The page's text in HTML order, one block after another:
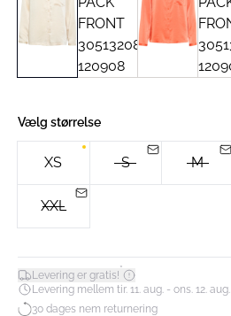
Vælg størrelse
XS S M
XXL
Levering er gratis!*
Levering mellem tir. 11. aug. - ons. 12. aug.
30 dages nem returnering